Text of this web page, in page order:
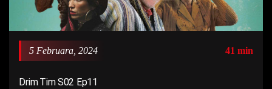
5 Februara, 2024 41 min
Drim Tim S02 Ep11